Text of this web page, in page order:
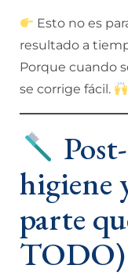
Esto no es
resultado a
Porque cuando
se corrige fácil.
higiene
parte
TODO)